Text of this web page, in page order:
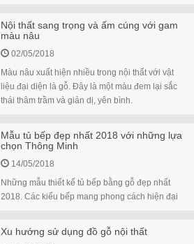
Nội thất sang trọng và ấm cúng với gam
màu nâu
02/05/2018
Màu nâu xuất hiện nhiều trong nội thất với vật
liệu đại diện là gỗ. Đây là một màu đem lại sắc
thái thâm trầm và giản dị, yên bình.
Mẫu tủ bếp đẹp nhất 2018 với những lựa
chọn Thông Minh
14/05/2018
Những mẫu thiết kế tủ bếp bằng gỗ đẹp nhất
2018. Các kiểu bếp mang phong cách hiện đại
Xu hướng sử dụng đồ gỗ nội thất